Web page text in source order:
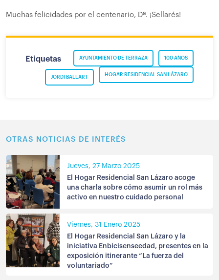
Muchas felicidades por el centenario, Dª. ¡Sellarés!
Etiquetas 100 AÑOS
AYUNTAMIENTO DE TERRAZA
HOGAR RESIDENCIAL SAN LÁZARO
JORDI BALLART
OTRAS NOTICIAS DE INTERÉS
Jueves, 27 Marzo 2025
El Hogar Residencial San Lázaro acoge
una charla sobre cómo asumir un rol más
activo en nuestro cuidado personal
Viernes, 31 Enero 2025
El Hogar Residencial San Lázaro y la
iniciativa Enbicisenseedad, presentes en la
exposición itinerante “La fuerza del
voluntariado”